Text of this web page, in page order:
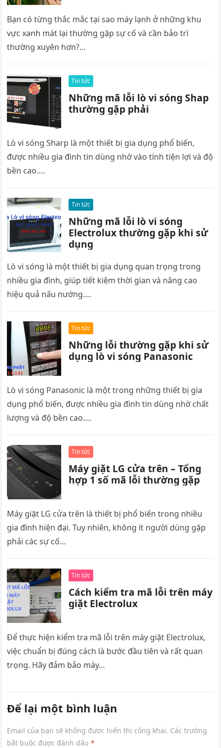
Bạn có từng thắc mắc tại sao máy lạnh ở những khu
vực xanh mát lại thường gặp sự cố và cần bảo trì
thường xuyên hơn?…
Tin tức
Những mã lỗi lò vi sóng Shap
thường gặp phải
Lò vi sóng Sharp là một thiết bị gia dụng phổ biến,
được nhiều gia đình tin dùng nhờ vào tính tiện lợi và độ
bền cao….
Tin tức
Những mã lỗi lò vi sóng
Electrolux thường gặp khi sử
dụng
Lò vi sóng là một thiết bị gia dụng quan trọng trong
nhiều gia đình, giúp tiết kiệm thời gian và nâng cao
hiệu quả nấu nướng….
Tin tức
Những lỗi thường gặp khi sử
dụng lò vi sóng Panasonic
Lò vi sóng Panasonic là một trong những thiết bị gia
dụng phổ biến, được nhiều gia đình tin dùng nhờ chất
lượng và độ bền cao….
Tin tức
Máy giặt LG cửa trên – Tổng
hợp 1 số mã lỗi thường gặp
Máy giặt LG cửa trên là thiết bị phổ biến trong nhiều
gia đình hiện đại. Tuy nhiên, không ít người dùng gặp
phải các sự cố…
Tin tức
Cách kiểm tra mã lỗi trên máy
giặt Electrolux
Để thực hiện kiểm tra mã lỗi trên máy giặt Electrolux,
việc chuẩn bị đúng cách là bước đầu tiên và rất quan
trọng. Hãy đảm bảo máy…
Để lại một bình luận
Email của bạn sẽ không được hiển thị công khai. Các trường
bắt buộc được đánh dấu*